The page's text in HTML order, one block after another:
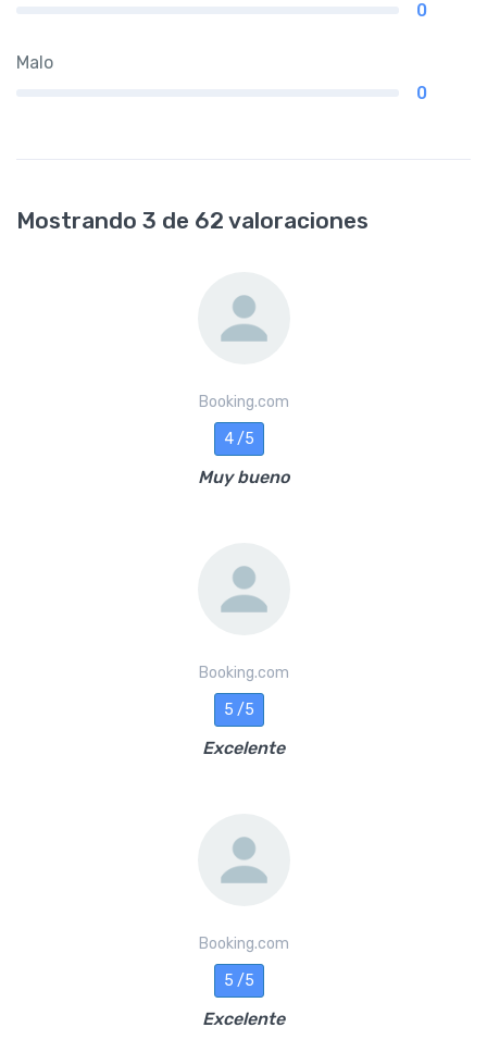
0
Malo
0
Mostrando 3 de 62 valoraciones
Booking.com
4 /5
Muy bueno
Booking.com
5 /5
Excelente
Booking.com
5 /5
Excelente